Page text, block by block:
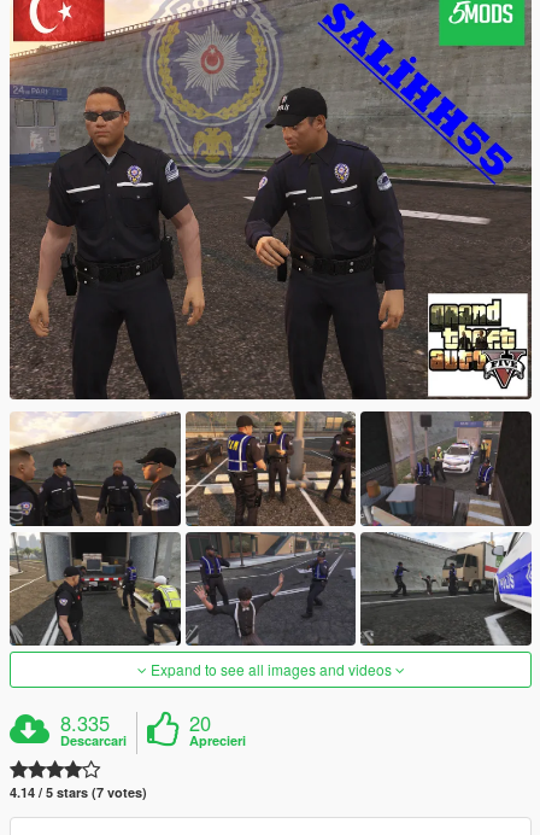
Expand to see all images and videos
8.335
Descarcari
20
Aprecieri
4.14 / 5 stars (7 votes)